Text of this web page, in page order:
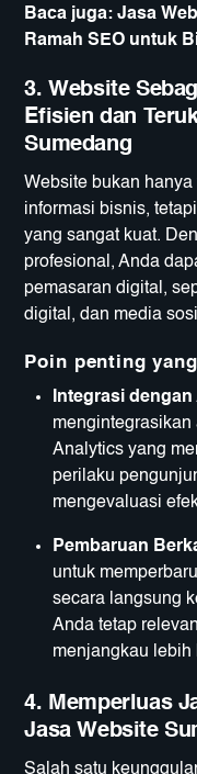
Baca juga:Jasa
Ramah SEO untuk
3. Website
Efisien dan
Sumedang
Website bukan
informasi bisnis,
yang sangat kuat.
profesional, Anda
pemasaran digital,
digital, dan media
Poin penting
Integrasi
Analytics yang
perilaku
mengevaluasi
Pembaruan
untuk
secara langsung
Anda tetap
menjangkau lebih
4. Memperluas
Jasa Website
Salah satu